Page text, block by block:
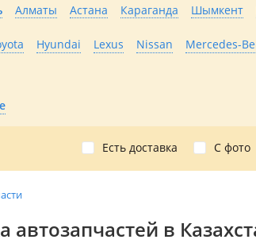
Алматы Астана Караганда Шымкент
Hyundai Lexus Nissan Mercedes-
Есть доставка С фото
автозапчастей в